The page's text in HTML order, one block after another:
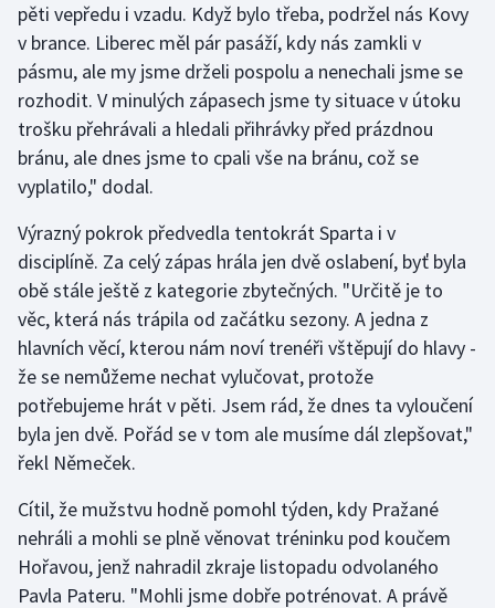
Stolní tenis
Triatlon
Veslování
Vodní slalom
Volejbal
Ostatní
pěti vepředu i vzadu. Když bylo třeba, podržel nás Kovy
v brance. Liberec měl pár pasáží, kdy nás zamkli v
pásmu, ale my jsme drželi pospolu a nenechali jsme se
rozhodit. V minulých zápasech jsme ty situace v útoku
trošku přehrávali a hledali přihrávky před prázdnou
bránu, ale dnes jsme to cpali vše na bránu, což se
vyplatilo," dodal.
Výrazný pokrok předvedla tentokrát Sparta i v
disciplíně. Za celý zápas hrála jen dvě oslabení, byť byla
obě stále ještě z kategorie zbytečných. "Určitě je to
věc, která nás trápila od začátku sezony. A jedna z
hlavních věcí, kterou nám noví trenéři vštěpují do hlavy -
že se nemůžeme nechat vylučovat, protože
potřebujeme hrát v pěti. Jsem rád, že dnes ta vyloučení
byla jen dvě. Pořád se v tom ale musíme dál zlepšovat,"
řekl Němeček.
Cítil, že mužstvu hodně pomohl týden, kdy Pražané
nehráli a mohli se plně věnovat tréninku pod koučem
Hořavou, jenž nahradil zkraje listopadu odvolaného
Pavla Pateru. "Mohli jsme dobře potrénovat. A právě